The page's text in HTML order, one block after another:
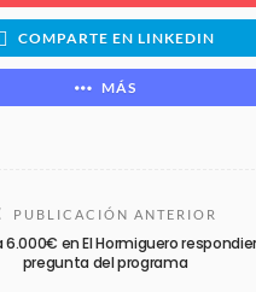
COMPARTE EN LINKEDIN
MÁS
PUBLICACIÓN ANTERIOR
en El Hormiguero
pregunta del programa